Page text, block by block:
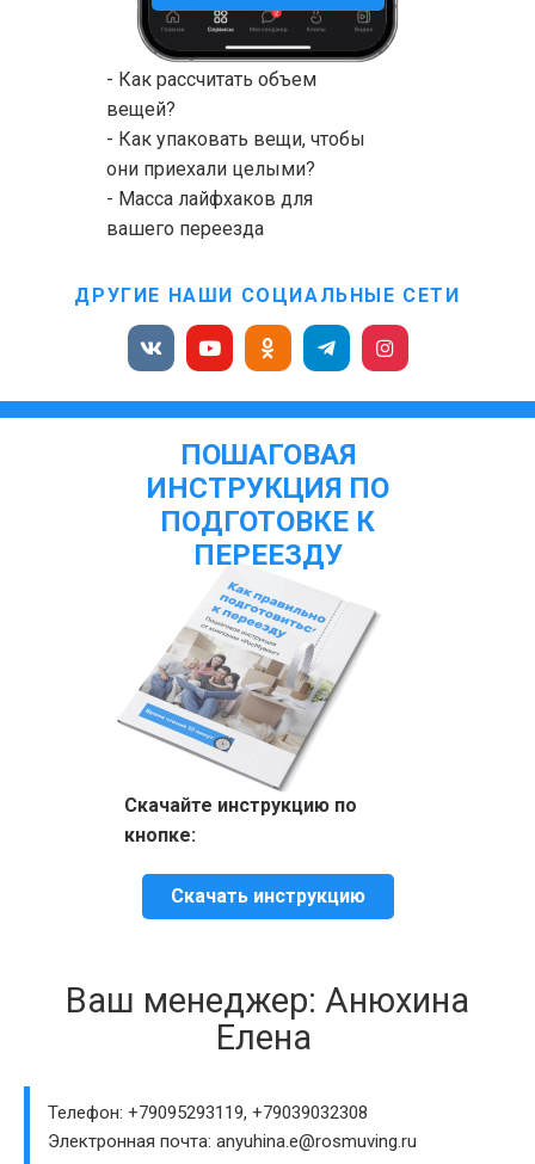
- Как рассчитать объем
вещей?
- Как упаковать вещи, чтобы
они приехали целыми?
- Масса лайфхаков для
вашего переезда
ДРУГИЕ НАШИ СОЦИАЛЬНЫЕ СЕТИ
ПОШАГОВАЯ
ИНСТРУКЦИЯ ПО
ПОДГОТОВКЕ К
ПЕРЕЕЗДУ
Скачайте инструкцию по
кнопке:
Скачать инструкцию
Ваш менеджер: Анюхина
Елена
Телефон: +79095293119, +79039032308
Электронная почта: anyuhina.e@rosmuving.ru